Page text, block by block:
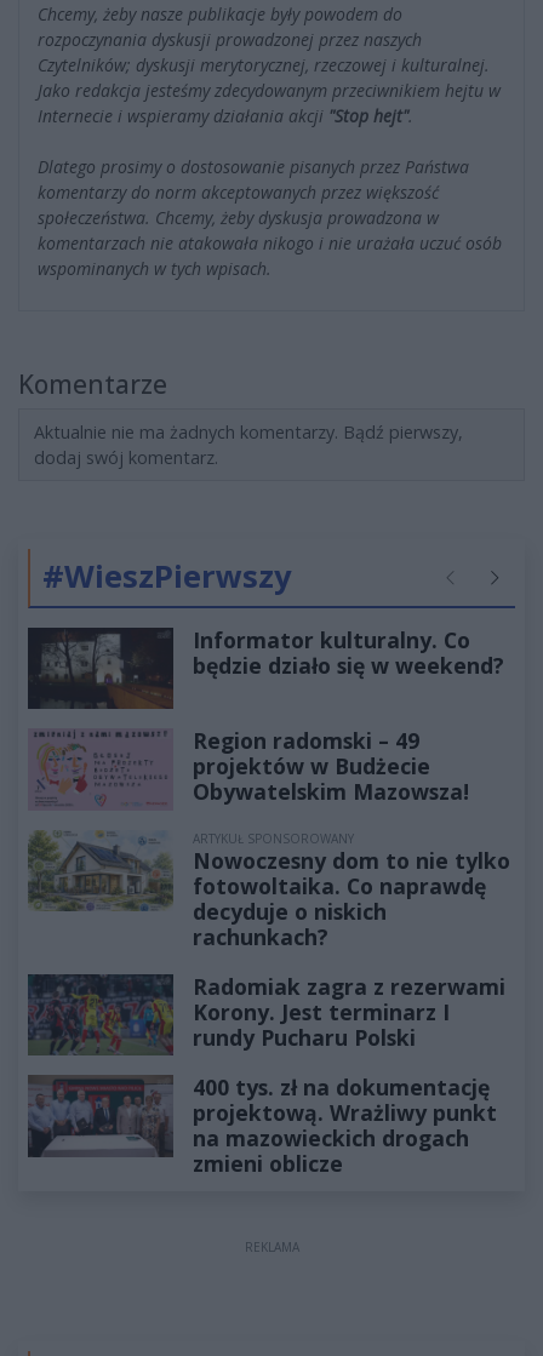
Chcemy, żeby nasze publikacje były powodem do
rozpoczynania dyskusji prowadzonej przez naszych
Czytelników; dyskusji merytorycznej, rzeczowej i kulturalnej.
Jako redakcja jesteśmy zdecydowanym przeciwnikiem hejtu w
Internecie i wspieramy działania akcji "Stop hejt".
Dlatego prosimy o dostosowanie pisanych przez Państwa
komentarzy do norm akceptowanych przez większość
społeczeństwa. Chcemy, żeby dyskusja prowadzona w
komentarzach nie atakowała nikogo i nie urażała uczuć osób
wspominanych w tych wpisach.
Komentarze
Aktualnie nie ma żadnych komentarzy. Bądź pierwszy,
dodaj swój komentarz.
#WieszPierwszy Poprzednie
Informator kulturalny. Co
będzie działo się w weekend?
Region radomski – 49
projektów w Budżecie
Obywatelskim Mazowsza!
ARTYKUŁ SPONSOROWANY
Nowoczesny dom to nie tylko
fotowoltaika. Co naprawdę
decyduje o niskich
rachunkach?
Radomiak zagra z rezerwami
Korony. Jest terminarz I
rundy Pucharu Polski
400 tys. zł na dokumentację
projektową. Wrażliwy punkt
na mazowieckich drogach
zmieni oblicze
REKLAMA